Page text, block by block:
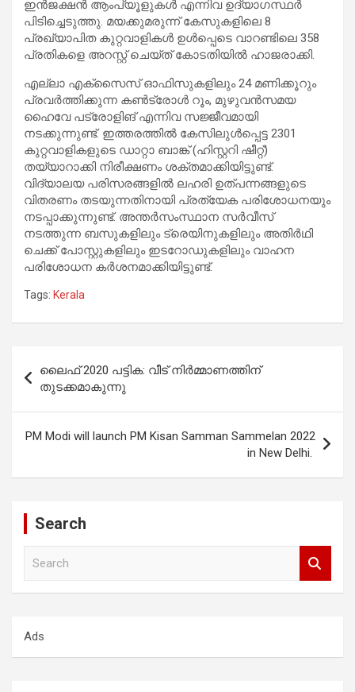
ഇൻജക്ഷൻ ആംപ്യൂളുകൾ എന്നിവ ഉദ്യാഗസ്ഥർ
പിടിച്ചെടുത്തു. മയക്കുമരുന്ന് കേസുകളിലെ 8
പ്രഖ്യാപിത കുറ്റവാളികൾ ഉൾപ്പെടെ വാറണ്ടിലെ 358
പ്രതികളെ അറസ്റ്റ് ചെയ്ത് കോടതിയിൽ ഹാജരാക്കി.
എല്ലാ എക്സൈസ് ഓഫിസുകളിലും 24 മണിക്കൂറും
പ്രവർത്തിക്കുന്ന കൺട്രോൾ റൂം, മുഴുവൻസമയ
ഹൈവേ പട്രോളിങ് എന്നിവ സജ്ജീവമായി
നടക്കുന്നുണ്ട്. ഇത്തരത്തിൽ കേസിലുൾപ്പെട്ട 2301
കുറ്റവാളികളുടെ ഡാറ്റാ ബാങ്ക് (ഹിസ്റ്ററി ഷീറ്റ്)
തയ്യാറാക്കി നിരീക്ഷണം ശക്തമാക്കിയിട്ടുണ്ട്.
വിദ്യാലയ പരിസരങ്ങളിൽ ലഹരി ഉത്പന്നങ്ങളുടെ
വിതരണം തടയുന്നതിനായി പ്രത്യേക പരിശോധനയും
നടപ്പാക്കുന്നുണ്ട്. അന്തർസംസ്ഥാന സർവീസ്
നടത്തുന്ന ബസുകളിലും ട്രെയിനുകളിലും അതിർഥി
ചെക്ക് പോസ്റ്റുകളിലും ഇടറോഡുകളിലും വാഹന
പരിശോധന കർശനമാക്കിയിട്ടുണ്ട്.
Tags: Kerala
navigation
ലൈഫ് 2020 പട്ടിക: വീട് നിർമ്മാണത്തിന്
തുടക്കമാകുന്നു
PM Modi will launch PM Kisan Samman Sammelan 2022
in New Delhi.
Search
h
Ads